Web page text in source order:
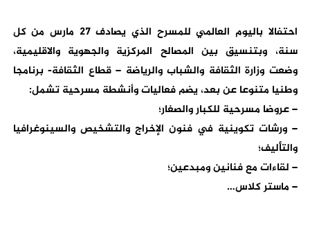
احتفالا باليوم العالمي للمسرح الذي يصادف 27 مارس من كل
سنة، وبتنسيق بين المصالح المركزية والجهوية والاقليمية،
وضعت وزارة الثقافة والشباب والرياضة – قطاع الثقافة- برنامجا
وطنيا متنوعا عن بعد، يضم فعاليات وأنشطة مسرحية تشمل:
– عروضا مسرحية للكبار والصغار؛
– ورشات تكوينية في فنون الإخراج والتشخيص والسينوغرافيا
والتأليف؛
– لقاءات مع فنانين ومبدعين؛
– ماستر كلاس…